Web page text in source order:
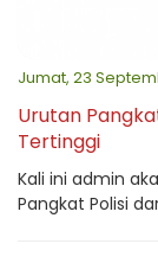
Jumat, 23
Urutan
Tertinggi
Kali ini admin
Pangkat Polisi